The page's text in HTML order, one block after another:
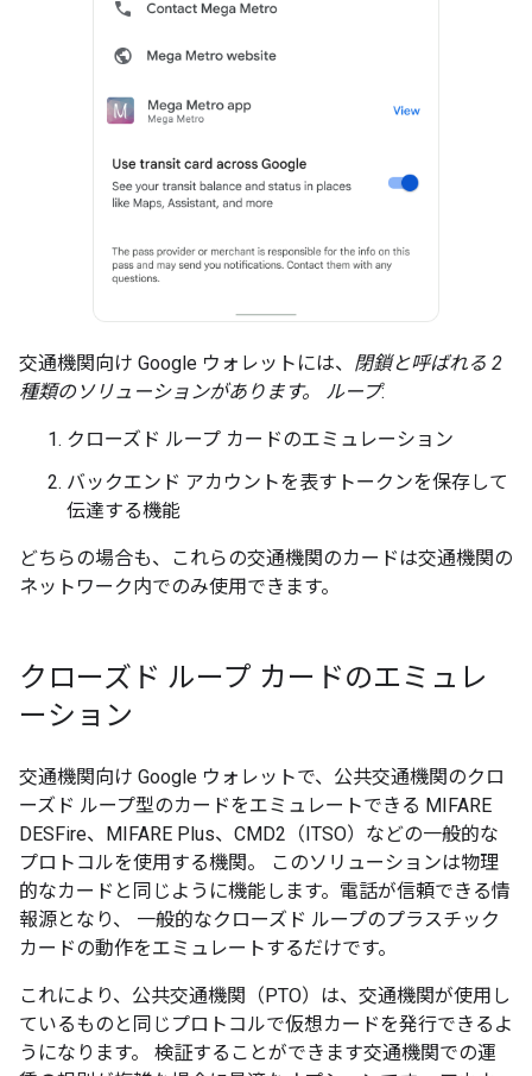
交通機関向け Google ウォレットには、 閉鎖と呼ばれる 2
種類のソリューションがあります。 ループ:
クローズド ループ カードのエミュレーション
バックエンド アカウントを表すトークンを保存して
伝達する機能
どちらの場合も、これらの交通機関のカードは交通機関の
ネットワーク内でのみ使用できます。
クローズド ループ カードのエミュレ
ーション
交通機関向け Google ウォレットで、公共交通機関のクロ
ーズド ループ型のカードをエミュレートできる MIFARE
DESFire、MIFARE Plus、CMD2（ITSO）などの一般的な
プロトコルを使用する機関。 このソリューションは物理
的なカードと同じように機能します。電話が信頼できる情
報源となり、 一般的なクローズド ループのプラスチック
カードの動作をエミュレートするだけです。
これにより、公共交通機関（PTO）は、交通機関が使用し
ているものと同じプロトコルで仮想カードを発行できるよ
うになります。 検証することができます交通機関での運